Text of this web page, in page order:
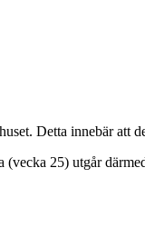
Detta innebär att
(vecka 25) utgår